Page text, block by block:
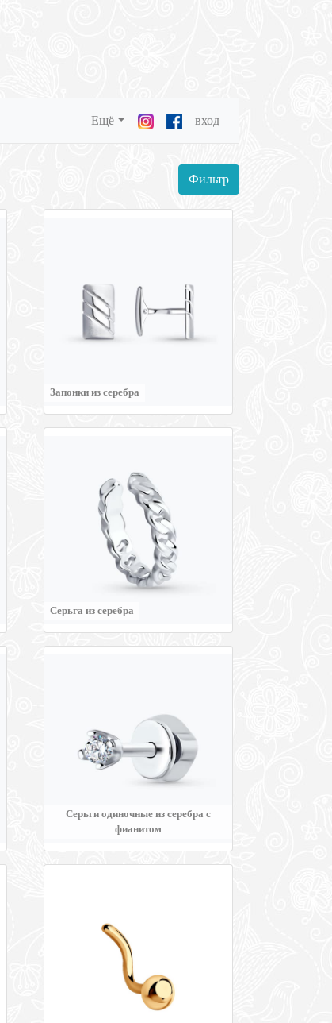
Ещё вход
Фильтр
Запонки из серебра
Серьга из серебра
Серьги одиночные из серебра с
фианитом